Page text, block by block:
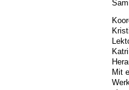
Mit